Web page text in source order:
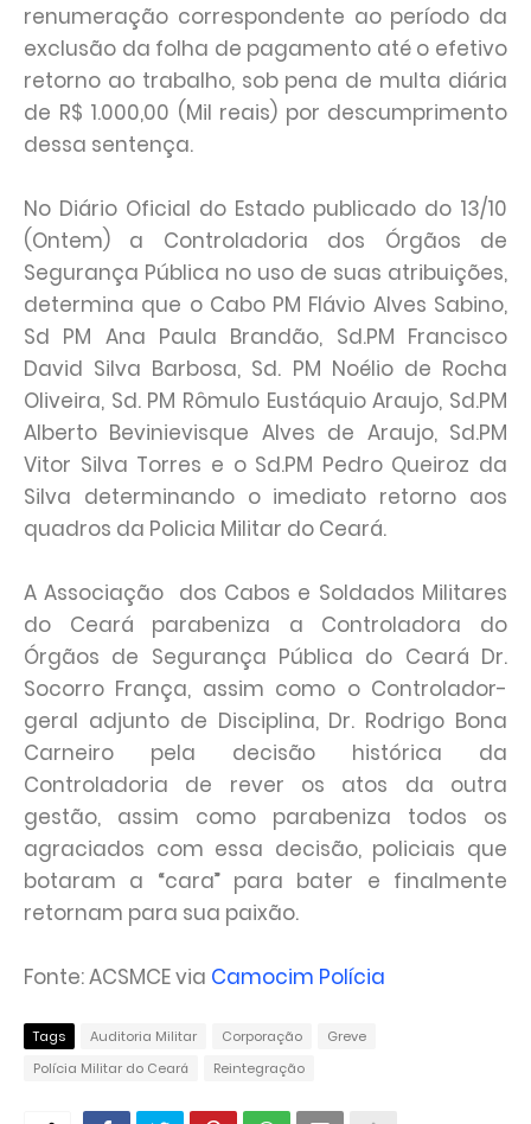
renumeração correspondente ao período da
exclusão da folha de pagamento até o efetivo
retorno ao trabalho, sob pena de multa diária
de R$ 1.000,00 (Mil reais) por descumprimento
dessa sentença.
No Diário Oficial do Estado publicado do 13/10
(Ontem) a Controladoria dos Órgãos de
Segurança Pública no uso de suas atribuições,
determina que o Cabo PM Flávio Alves Sabino,
Sd PM Ana Paula Brandão, Sd.PM Francisco
David Silva Barbosa, Sd. PM Noélio de Rocha
Oliveira, Sd. PM Rômulo Eustáquio Araujo, Sd.PM
Alberto Bevinievisque Alves de Araujo, Sd.PM
Vitor Silva Torres e o Sd.PM Pedro Queiroz da
Silva determinando o imediato retorno aos
quadros da Policia Militar do Ceará.
A Associação dos Cabos e Soldados Militares
do Ceará parabeniza a Controladora do
Órgãos de Segurança Pública do Ceará Dr.
Socorro França, assim como o Controlador-
geral adjunto de Disciplina, Dr. Rodrigo Bona
Carneiro pela decisão histórica da
Controladoria de rever os atos da outra
gestão, assim como parabeniza todos os
agraciados com essa decisão, policiais que
botaram a “cara” para bater e finalmente
retornam para sua paixão.
Fonte: ACSMCE via Camocim Polícia
Tags Auditoria Militar Corporação
Greve
Polícia Militar do Ceará
Reintegração